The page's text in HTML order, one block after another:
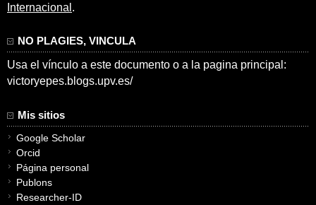
Internacional .
NO PLAGIES, VINCULA
Usa el vínculo a este documento o a la pagina principal:
victoryepes.blogs.upv.es/
Mis sitios
Google Scholar
Orcid
Página personal
Publons
Researcher-ID